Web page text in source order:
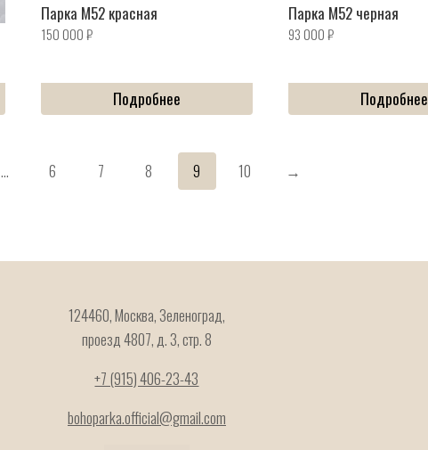
Парка M52 красная
150 000₽
Подробнее
Парка M52 черная
93 000₽
Подробнее
… 6 7 8 9 10 →
124460, Москва, Зеленоград,
проезд 4807, д. 3, стр. 8
+7 (915) 406-23-43
bohoparka.official@gmail.com